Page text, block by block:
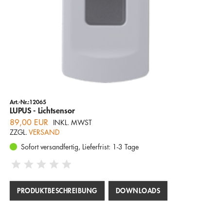
Art.-Nr.:12065
LUPUS - Lichtsensor
89,00 EUR
INKL. MWST
ZZGL. VERSAND
Sofort versandfertig, Lieferfrist: 1-3 Tage
PRODUKTBESCHREIBUNG DOWNLOADS